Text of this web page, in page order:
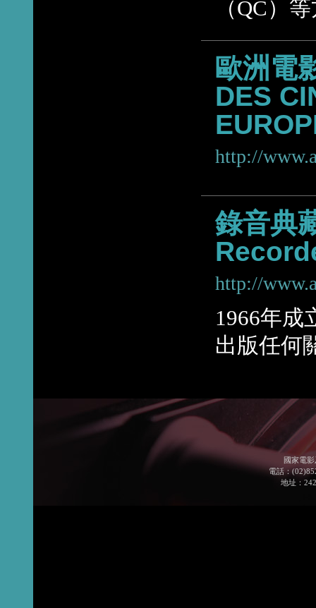
（QC）
歐洲電
DES
http://
錄音典
http://
1966年成
出版任何
國家電
電話：
地址：